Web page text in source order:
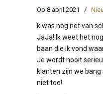
Op 8 april 2021 /
k was nog net van
JaJa! Ik weet het
baan die ik vond
Je wordt nooit
klanten zijn we
niet toe!